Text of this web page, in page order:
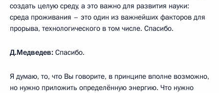
создать целую среду, а это важно для развития науки:
среда проживания – это один из важнейших факторов для
прорыва, технологического в том числе. Спасибо.
Д.Медведев: Спасибо.
Я думаю, то, что Вы говорите, в принципе вполне возможно,
но нужно приложить определённую энергию. Что нужно